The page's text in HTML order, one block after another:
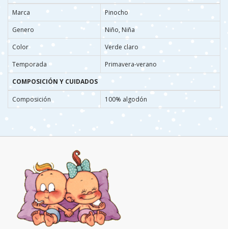
Marca
Pinocho
Genero
Niño, Niña
Color
Verde claro
Temporada
Primavera-verano
COMPOSICIÓN Y CUIDADOS
Composición 100% algodón